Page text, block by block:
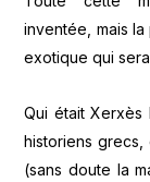
inventée, mais
exotique qui
Qui était Xerxès I
historiens grecs,
(sans doute la